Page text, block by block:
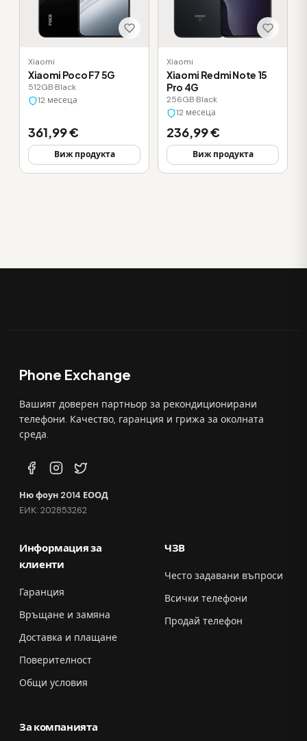
Xiaomi
Xiaomi Poco F7 5G
512GB·Black
12 месеца
361,99 €
Виж продукта
Xiaomi
Xiaomi Redmi Note 15
Pro 4G
256GB·Black
12 месеца
236,99 €
Виж продукта
Phone Exchange
Вашият доверен партньор за рекондиционирани
телефони. Качество, гаранция и грижа за околната
среда.
Ню фоун 2014 ЕООД
ЕИК: 202853262
Информация за
клиенти
Гаранция
Връщане и замяна
Доставка и плащане
Поверителност
Общи условия
ЧЗВ
Често задавани въпроси
Всички телефони
Продай телефон
За компанията